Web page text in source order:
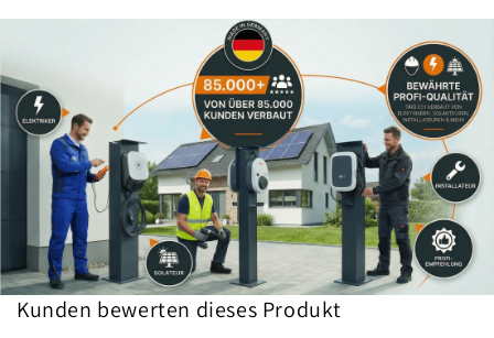
Kunden bewerten dieses Produkt